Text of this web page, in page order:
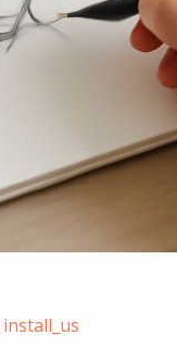
install_us